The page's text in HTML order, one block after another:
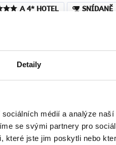
Detaily
médií a analýze
se svými partnery pro
které jste jim poskytli nebo
A 4* HOTEL SNÍDANĚ
srdci Manhattanu v
Místa, která vás